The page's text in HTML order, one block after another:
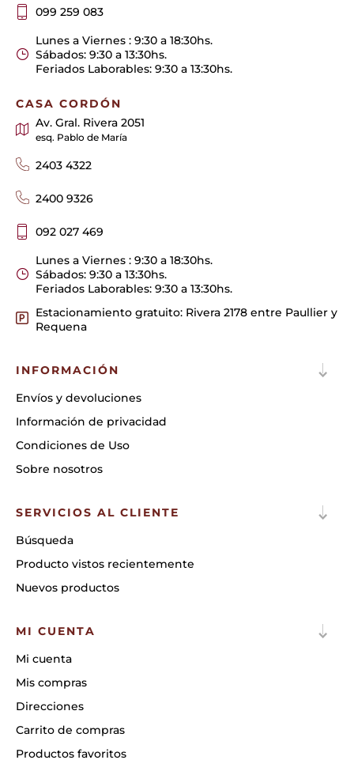
099 259 083
Lunes a Viernes : 9:30 a 18:30hs.
Sábados: 9:30 a 13:30hs.
Feriados Laborables: 9:30 a 13:30hs.
CASA CORDÓN
Av. Gral. Rivera 2051
esq. Pablo de María
2403 4322
2400 9326
092 027 469
Lunes a Viernes : 9:30 a 18:30hs.
Sábados: 9:30 a 13:30hs.
Feriados Laborables: 9:30 a 13:30hs.
Estacionamiento gratuito: Rivera 2178 entre Paullier y
Requena
INFORMACIÓN
Envíos y devoluciones
Información de privacidad
Condiciones de Uso
Sobre nosotros
SERVICIOS AL CLIENTE
Búsqueda
Producto vistos recientemente
Nuevos productos
MI CUENTA
Mi cuenta
Mis compras
Direcciones
Carrito de compras
Productos favoritos